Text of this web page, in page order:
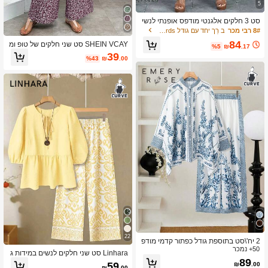
5
סט 3 חלקים אלגנטי מודפס אופנתי לנשי
ם במידה גדולה לאביב וקיץ
8# רבי מכר
₪84 .17
%5
2 יח'\סט בתוספת גודל כפתור קדמי מודפ
ס עם שרוול ארוך תלבושת מזדמנת
50+ נמכר
₪89.00
SHEIN VCAY סט שני חלקים של טופ ומ
כנסיים פרחוניים במידות גדולות
₪39.00
%43
22
Linhara סט שני חלקים לנשים במידות ג
דולות, חולצה עם פפיון בצבע אחיד ומכנ